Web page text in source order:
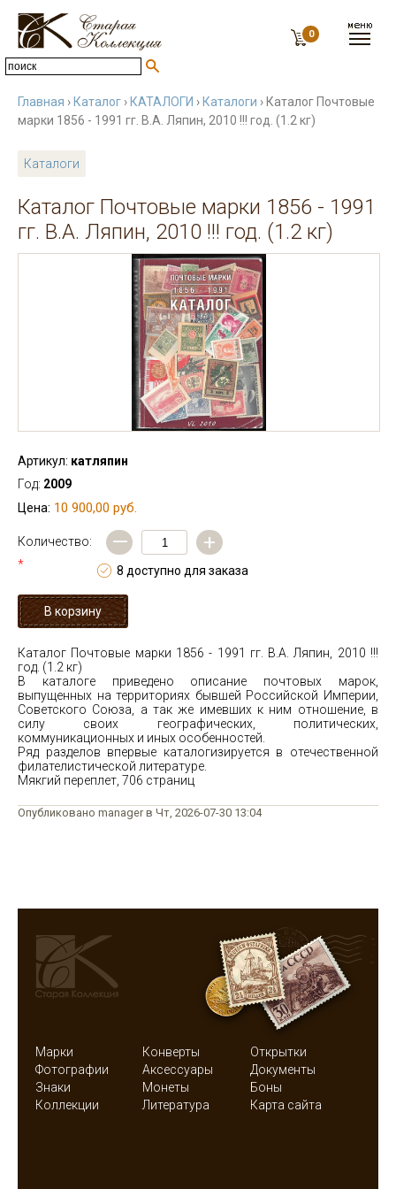
0
Главная › Каталог › КАТАЛОГИ › Каталоги › Каталог Почтовые
марки 1856 - 1991 гг. В.А. Ляпин, 2010 !!! год. (1.2 кг)
Каталоги
Каталог Почтовые марки 1856 - 1991
гг. В.А. Ляпин, 2010 !!! год. (1.2 кг)
Артикул: катляпин
Год: 2009
Цена: 10 900,00 руб.
Количество:
*
— +
8 доступно для заказа
Каталог Почтовые марки 1856 - 1991 гг. В.А. Ляпин, 2010 !!!
год. (1.2 кг)
В каталоге приведено описание почтовых марок,
выпущенных на территориях бывшей Российской Империи,
Советского Союза, а так же имевших к ним отношение, в
силу своих географических, политических,
коммуникационных и иных особенностей.
Ряд разделов впервые каталогизируется в отечественной
филателистической литературе.
Мякгий переплет, 706 страниц
Опубликовано manager в Чт, 2026-07-30 13:04
Марки Конверты
Открытки
Фотографии
Аксессуары
Документы
Знаки
Монеты
Боны
Коллекции
Литература Карта сайта